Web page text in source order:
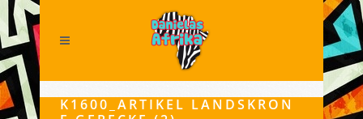
K1600_ARTIKEL LANDSKRON